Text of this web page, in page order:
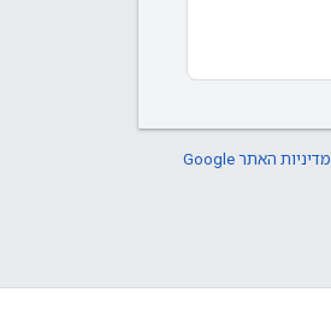
מדיניות האתר Google